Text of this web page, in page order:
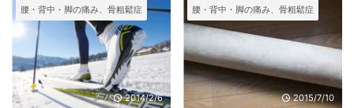
た方が良いようです。
捻挫をしたばかりは、冷やす
ことが大切ですので、風呂は
控え、良くなってきたら温め
るのが良いようです。
科に行ったら週１度くらいだ
ったと思いますが、１０回注
射をして治療が終わりになり
ました。 どのくらい改善して
いるかもわかりませんでした
が、１０回以上は注射が出来
腰・背中・脚の痛み、骨粗鬆症
2014/2/6
腰・背中・脚の痛み、骨粗鬆症
2015/7/10